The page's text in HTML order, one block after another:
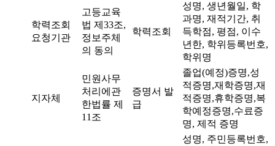
학력조회
요청기관
고등교육
법 제33조,
정보주체
의 동의
학력조회
성명, 생년월일, 학
과명, 재적기간, 취
득학점, 평점, 이수
년한, 학위등록번호,
학위명
지자체
민원사무
처리에관
한법률 제
11조
증명서 발
급
졸업(예정)증명,성
적증명,재학증명,재
적증명,휴학증명,복
학예정증명,수료증
명, 제적 증명
성명, 주민등록번호,